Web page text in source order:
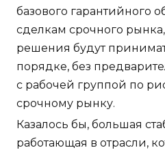
базового гарантийного
сделкам срочного
решения будут
порядке, без
с рабочей группой по
срочному рынку.
Казалось бы, большая
работающая в отрасли,